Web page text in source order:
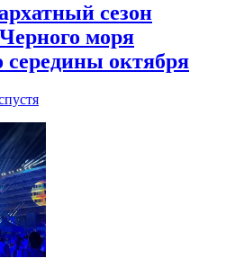
сезон
моря
середины октября